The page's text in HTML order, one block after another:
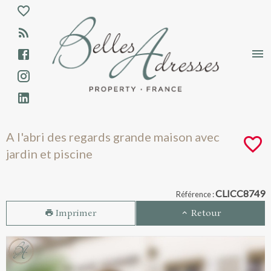
A l'abri des regards grande maison avec
Aparté haute
En-tête
Liens
A l'abri des regards grande maison avec
jardin et piscine
Référence :CLICC8749
Imprimer Retour